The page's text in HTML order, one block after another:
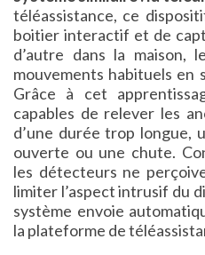
téléassistance, ce
boitier interactif et de
d’autre dans la maison,
mouvements habituels en
Grâce à cet
capables de relever les
d’une durée trop longue,
ouverte ou une chute.
les détecteurs ne
limiter l’aspect intrusif du
système envoie
la plateforme de